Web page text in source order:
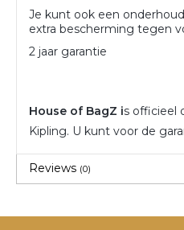
Je kunt ook een
extra bescherming tegen
2 jaar garantie
House of BagZ is officieel
Kipling. U kunt voor de
Reviews (0)